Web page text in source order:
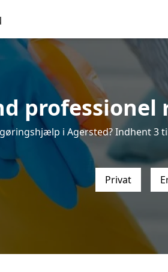
i Agersted? Indhent
Privat